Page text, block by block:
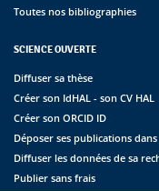
Toutes nos bibliographies
SCIENCE OUVERTE
Diffuser sa thèse
Créer son IdHAL - son CV HAL
Créer son ORCID ID
Déposer ses publications dans
Diffuser les données de sa
Publier sans frais